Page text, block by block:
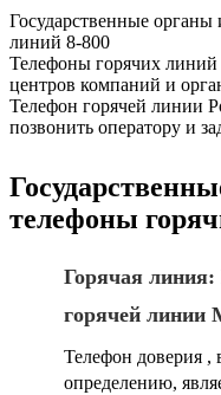
Государственные
линий 8-800
Телефоны горячих
центров компаний и
Телефон горячей линии
позвонить оператору и
телефоны
Горячая
горячей линии
Телефон доверия ,
определению,